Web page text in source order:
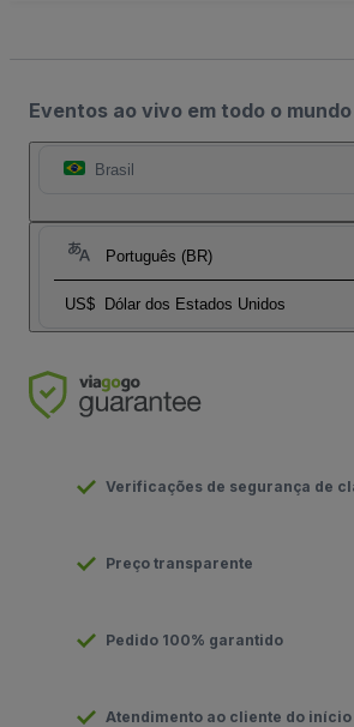
Eventos ao vivo em todo o mundo
Brasil
Português (BR)
US$ Dólar dos Estados Unidos
Verificações de segurança de
Preço transparente
Pedido 100% garantido
Atendimento ao cliente do início